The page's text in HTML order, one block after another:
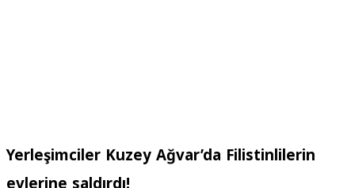
Yerleşimciler Kuzey Ağvar’da Filistinlilerin